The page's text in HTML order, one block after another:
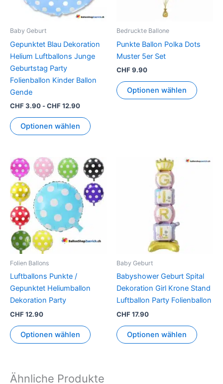
Baby Geburt
Gepunktet Blau Dekoration
Helium Luftballons Junge
Geburtstag Party
Folienballon Kinder Ballon
Gende
CHF3.90 -CHF12.90
Optionen wählen
Bedruckte Ballone
Punkte Ballon Polka Dots
Muster 5er Set
CHF9.90
Optionen wählen
der
werden
Folien Ballons
Luftballons Punkte /
Gepunktet Heliumballon
Dekoration Party
CHF12.90
Optionen wählen
Dieses
Produkt
weist
mehrere
Produktseite
Baby Geburt
Babyshower Geburt Spital
Dekoration Girl Krone Stand
Luftballon Party Folienballon
CHF17.90
Optionen wählen
Ähnliche Produkte